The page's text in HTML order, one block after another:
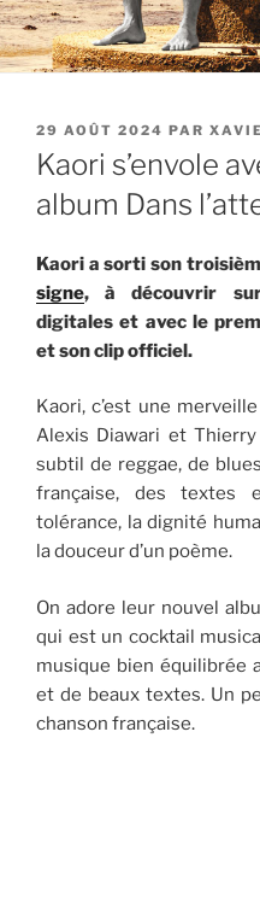
PUBLIÉ
LE
29 AOÛT 2024 PAR
Kaori s’envole
album Dans
Kaori a sorti son
signe, à découvrir
digitales et avec le
et son clip officiel.
Kaori, c’est une
Alexis Diawari et
subtil de reggae, de
française, des textes
tolérance, la dignité
la douceur d’un poème.
On adore leur nouvel
qui est un cocktail
musique bien équilibrée
et de beaux textes. Un
chanson française.